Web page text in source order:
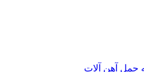
حمل آهن آلات